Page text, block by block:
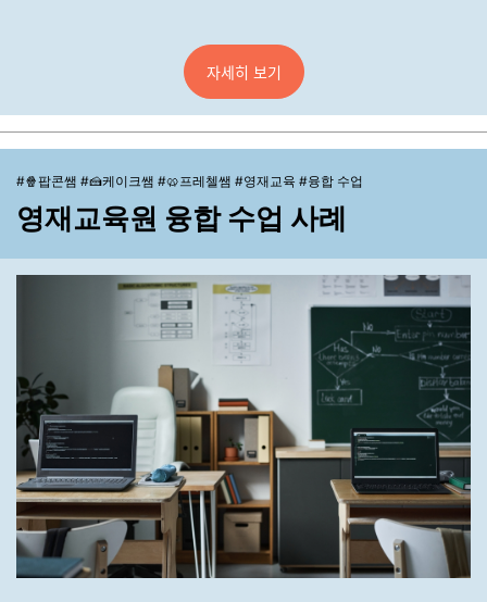
자세히 보기
#🍿팝콘쌤 #🍰케이크쌤 #🥨프레첼쌤 #영재교육 #융합 수업
영재교육원 융합 수업 사례